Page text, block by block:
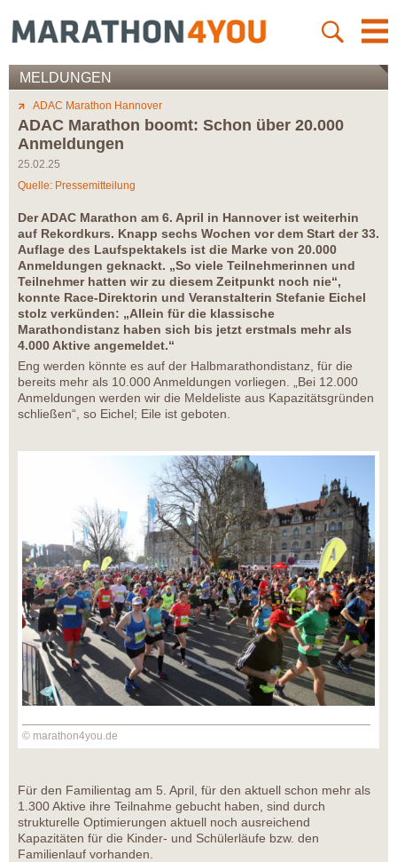
MELDUNGEN
ADAC Marathon Hannover
ADAC Marathon boomt: Schon über 20.000
Anmeldungen
25.02.25
Quelle: Pressemitteilung
Der ADAC Marathon am 6. April in Hannover ist weiterhin
auf Rekordkurs. Knapp sechs Wochen vor dem Start der 33.
Auflage des Laufspektakels ist die Marke von 20.000
Anmeldungen geknackt. „So viele Teilnehmerinnen und
Teilnehmer hatten wir zu diesem Zeitpunkt noch nie“,
konnte Race-Direktorin und Veranstalterin Stefanie Eichel
stolz verkünden: „Allein für die klassische
Marathondistanz haben sich bis jetzt erstmals mehr als
4.000 Aktive angemeldet.“
Eng werden könnte es auf der Halbmarathondistanz, für die
bereits mehr als 10.000 Anmeldungen vorliegen. „Bei 12.000
Anmeldungen werden wir die Meldeliste aus Kapazitätsgründen
schließen“, so Eichel; Eile ist geboten.
© marathon4you.de
Für den Familientag am 5. April, für den aktuell schon mehr als
1.300 Aktive ihre Teilnahme gebucht haben, sind durch
strukturelle Optimierungen aktuell noch ausreichend
Kapazitäten für die Kinder- und Schülerläufe bzw. den
Familienlauf vorhanden.